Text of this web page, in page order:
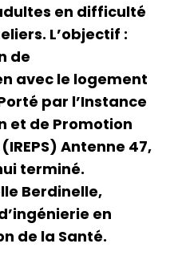
en difficulté
L’objectif :
de
avec le logement
par l’Instance
et de Promotion
Antenne 47,
terminé.
Berdinelle,
en
de la Santé.